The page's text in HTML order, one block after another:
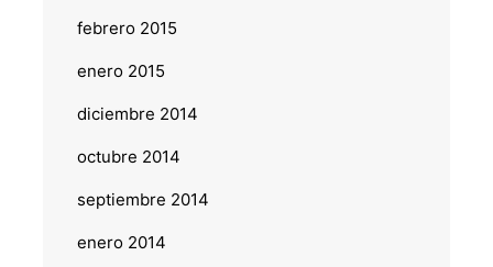
febrero 2015
enero 2015
diciembre 2014
octubre 2014
septiembre 2014
enero 2014